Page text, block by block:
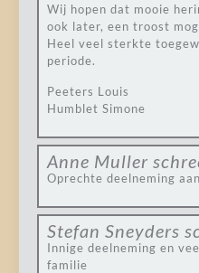
Wij hopen dat mooie
ook later, een troost
Heel veel sterkte
periode.
Peeters Louis
Humblet Simone
Anne Muller
Oprechte deelneming
Stefan Sneyders
Innige deelneming en
familie